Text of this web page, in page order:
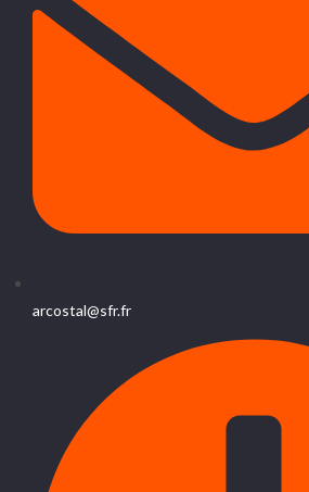
arcostal@sfr.fr